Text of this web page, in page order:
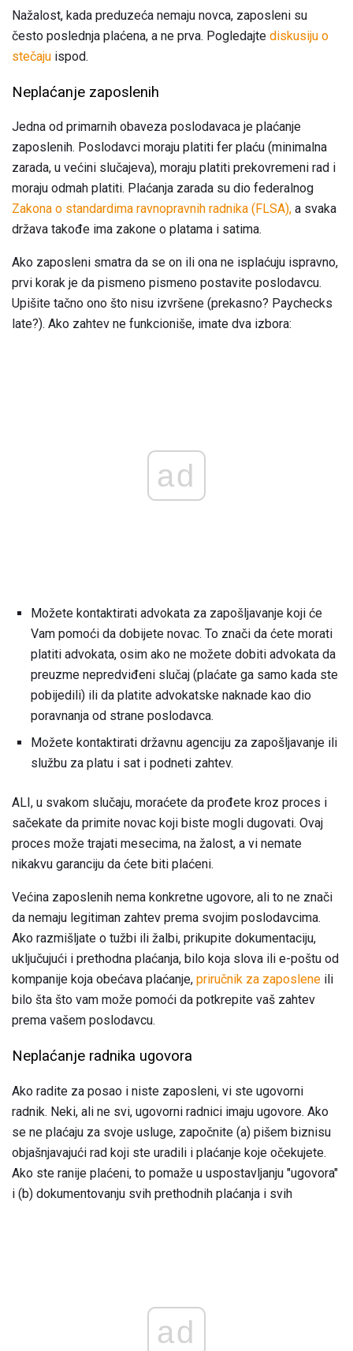
Nažalost, kada preduzeća nemaju novca, zaposleni su
često poslednja plaćena, a ne prva. Pogledajte diskusiju o
stečaju ispod.
Neplaćanje zaposlenih
Jedna od primarnih obaveza poslodavaca je plaćanje
zaposlenih. Poslodavci moraju platiti fer plaću (minimalna
zarada, u većini slučajeva), moraju platiti prekovremeni rad i
moraju odmah platiti. Plaćanja zarada su dio federalnog
Zakona o standardima ravnopravnih radnika (FLSA), a svaka
država takođe ima zakone o platama i satima.
Ako zaposleni smatra da se on ili ona ne isplaćuju ispravno,
prvi korak je da pismeno pismeno postavite poslodavcu.
Upišite tačno ono što nisu izvršene (prekasno? Paychecks
late?). Ako zahtev ne funkcioniše, imate dva izbora:
ad
Možete kontaktirati advokata za zapošljavanje koji će
Vam pomoći da dobijete novac. To znači da ćete morati
platiti advokata, osim ako ne možete dobiti advokata da
preuzme nepredviđeni slučaj (plaćate ga samo kada ste
pobijedili) ili da platite advokatske naknade kao dio
poravnanja od strane poslodavca.
Možete kontaktirati državnu agenciju za zapošljavanje ili
službu za platu i sat i podneti zahtev.
ALI, u svakom slučaju, moraćete da prođete kroz proces i
sačekate da primite novac koji biste mogli dugovati. Ovaj
proces može trajati mesecima, na žalost, a vi nemate
nikakvu garanciju da ćete biti plaćeni.
Većina zaposlenih nema konkretne ugovore, ali to ne znači
da nemaju legitiman zahtev prema svojim poslodavcima.
Ako razmišljate o tužbi ili žalbi, prikupite dokumentaciju,
uključujući i prethodna plaćanja, bilo koja slova ili e-poštu od
kompanije koja obećava plaćanje, priručnik za zaposlene ili
bilo šta što vam može pomoći da potkrepite vaš zahtev
prema vašem poslodavcu.
Neplaćanje radnika ugovora
Ako radite za posao i niste zaposleni, vi ste ugovorni
radnik. Neki, ali ne svi, ugovorni radnici imaju ugovore. Ako
se ne plaćaju za svoje usluge, započnite (a) pišem biznisu
objašnjavajući rad koji ste uradili i plaćanje koje očekujete.
Ako ste ranije plaćeni, to pomaže u uspostavljanju "ugovora"
i (b) dokumentovanju svih prethodnih plaćanja i svih
ad